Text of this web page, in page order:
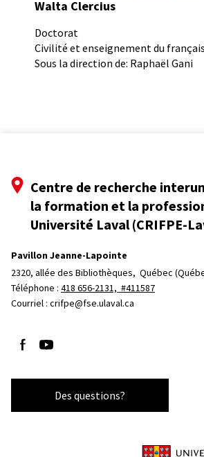
Walta Clercius
Doctorat
Civilité et enseignement du
Sous la direction de: Raphaël Gani
Centre de recherche
la formation et la
Université Laval (CRIFPE-
Pavillon Jeanne-Lapointe
2320, allée des Bibliothèques, Québec
Téléphone : 418 656-2131, #411587
Courriel : crifpe@fse.ulaval.ca
Suivez-nous sur Facebook
Suivez-nous sur YouTube
Des questions?